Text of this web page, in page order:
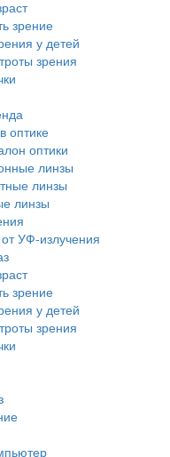
зрение
у детей
зрения
оптике
оптики
линзы
линзы
линзы
УФ-излучения
зрение
у детей
зрения